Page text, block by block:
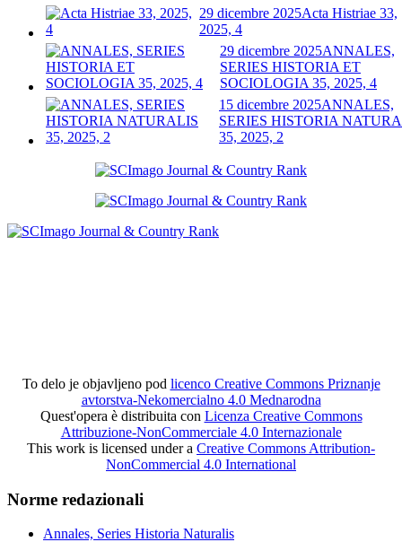
29 dicembre 2025Acta Histriae 33,
2025, 4
29 dicembre 2025ANNALES,
SERIES HISTORIA ET
SOCIOLOGIA 35, 2025, 4
15 dicembre 2025ANNALES,
SERIES HISTORIA
35, 2025, 2
To delo je objavljeno pod licenco Creative Commons Priznanje
avtorstva-Nekomercialno 4.0 Mednarodna
Quest'opera è distribuita con Licenza Creative Commons
Attribuzione-NonCommerciale 4.0 Internazionale
This work is licensed under a Creative Commons Attribution-
NonCommercial 4.0 International
Norme redazionali
Annales, Series Historia Naturalis